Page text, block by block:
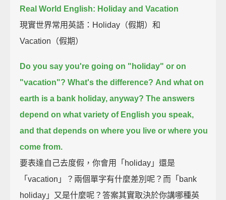
Real World English: Holiday and Vacation
現實世界常用英語：Holiday（假期）和
Vacation（假期）
Do you say you're going on "holiday" or on
"vacation"? What's the difference? And what on
earth is a bank holiday, anyway? The answers
depend on what variety of English you speak,
and that depends on where you live or where you
come from.
要表達自己去度假，你會用「holiday」還是
「vacation」？兩個單字有什麼差別呢？而「bank
holiday」又是什麼呢？答案其實取決於你講哪種英